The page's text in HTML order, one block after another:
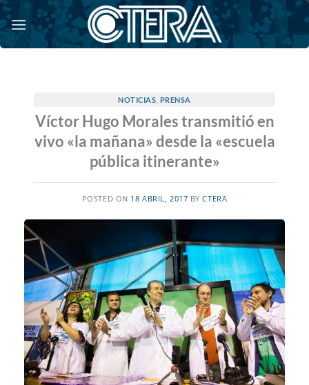
Saltar
al
contenido
NOTICIAS PRENSA
Víctor Hugo Morales transmitió en
vivo «la mañana» desde la «escuela
pública itinerante»
POSTED ON 18 ABRIL, 2017 BYCTERA